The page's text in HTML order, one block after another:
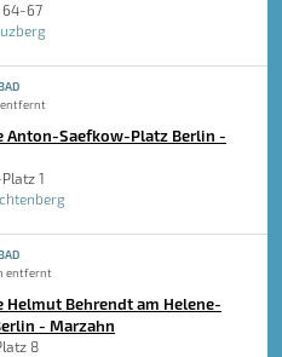
64-67
entfernt
Anton-Saefkow-Platz Berlin -
1
entfernt
Behrendt am Helene-
- Marzahn
8